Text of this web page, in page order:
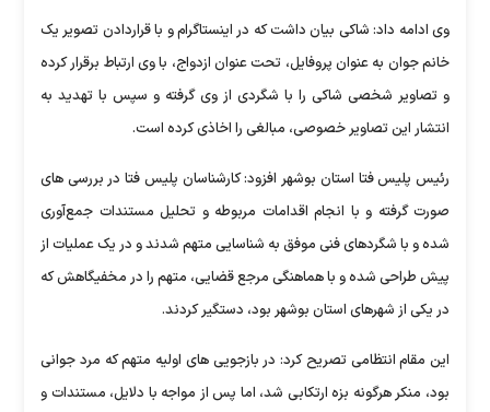
وی ادامه داد: شاکی بیان داشت که در اینستاگرام و با قراردادن تصویر یک
خانم جوان به عنوان پروفایل، تحت عنوان ازدواج، با وی ارتباط برقرار کرده
و تصاویر شخصی شاکی را با شگردی از وی گرفته و سپس با تهدید به
انتشار این تصاویر خصوصی، مبالغی را اخاذی کرده است.
رئیس پلیس فتا استان بوشهر افزود: کارشناسان پلیس فتا در بررسی های
صورت گرفته و با انجام اقدامات مربوطه و تحلیل مستندات جمع‌آوری
شده و با شگردهای فنی موفق به شناسایی متهم شدند و در یک عملیات از
پیش طراحی شده و با هماهنگی مرجع قضایی، متهم را در مخفیگاهش که
در یکی از شهرهای استان بوشهر بود، دستگیر کردند.
این مقام انتظامی تصریح کرد: در بازجویی های اولیه متهم که مرد جوانی
بود، منکر هرگونه بزه ارتکابی شد، اما پس از مواجه با دلایل، مستندات و